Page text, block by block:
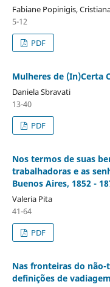
Fabiane Popinigis,
5-12
PDF
Mulheres de (In)Certa
Daniela Sbravati
13-40
PDF
Nos termos de suas
trabalhadoras e as
Buenos Aires, 1852 -
Valeria Pita
41-64
PDF
Nas fronteiras do
definições de